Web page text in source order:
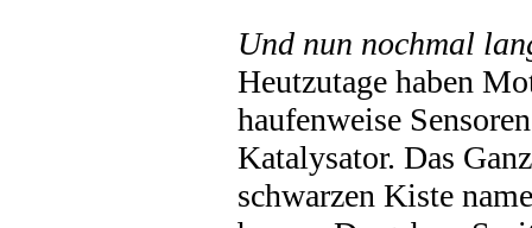
Und nun nochmal
Heutzutage haben
haufenweise
Katalysator. Das
schwarzen Kiste